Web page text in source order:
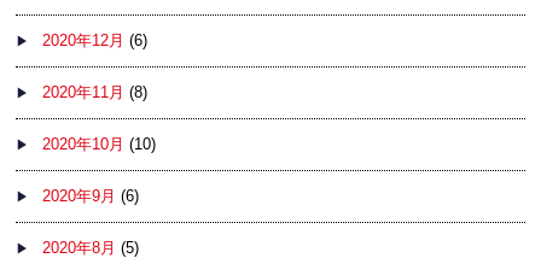
2020年12月 (6)
2020年11月 (8)
2020年10月 (10)
2020年9月 (6)
2020年8月 (5)